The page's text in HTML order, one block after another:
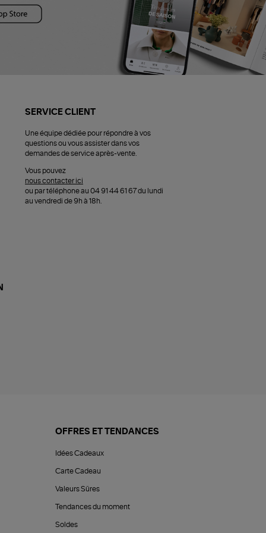
SERVICE CLIENT
Une équipe dédiée pour répondre à vos
questions ou vous assister dans vos
demandes de service après-vente.
Vous pouvez
nous contacter ici
ou par téléphone au 04 91 44 61 67 du lundi
au vendredi de 9h à 18h.
OFFRES ET TENDANCES
Idées Cadeaux
Carte Cadeau
Valeurs Sûres
Tendances du moment
Soldes